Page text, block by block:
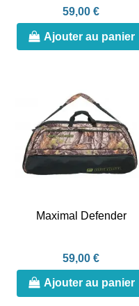
59,00 €
Ajouter au panier
Maximal Defender
59,00 €
Ajouter au panier